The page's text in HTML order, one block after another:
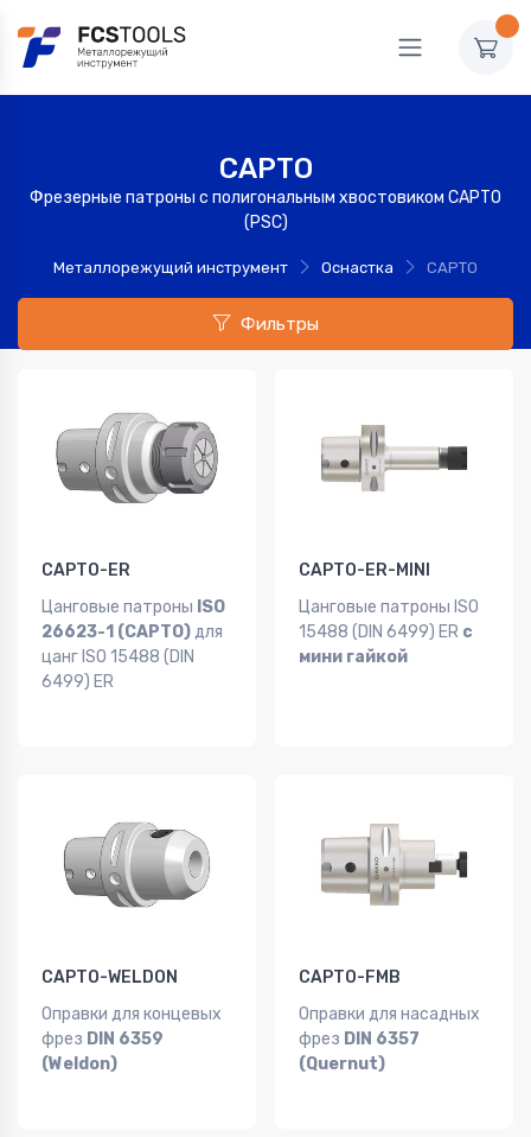
CAPTO
Фрезерные патроны с полигональным хвостовиком CAPTO
(PSC)
Металлорежущий инструмент Оснастка CAPTO
Фильтры
CAPTO-ER
Цанговые патроны ISO
26623-1 (CAPTO)для
цанг ISO 15488 (DIN
6499) ER
CAPTO-ER-MINI
Цанговые патроны ISO
15488 (DIN 6499) ER с
мини гайкой
CAPTO-WELDON
Оправки для концевых
фрез DIN 6359
(Weldon)
CAPTO-FMB
Оправки для насадных
фрез DIN 6357
(Quernut)